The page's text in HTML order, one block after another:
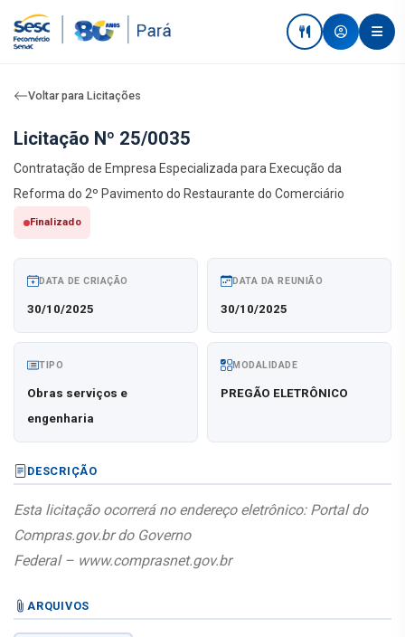
Voltar para Licitações
Licitação Nº 25/0035
Contratação de Empresa Especializada para Execução da
Reforma do 2º Pavimento do Restaurante do Comerciário
Finalizado
DATA DE CRIAÇÃO
30/10/2025
DATA DA REUNIÃO
30/10/2025
TIPO
Obras serviços e
engenharia
MODALIDADE
PREGÃO ELETRÔNICO
DESCRIÇÃO
Esta licitação ocorrerá no endereço eletrônico: Portal do
Compras.gov.br do Governo
Federal – www.comprasnet.gov.br
ARQUIVOS